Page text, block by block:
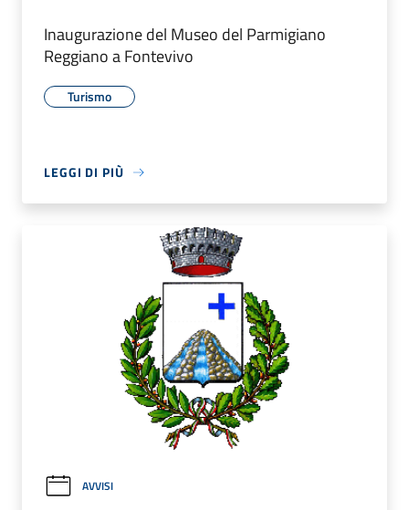
Inaugurazione del Museo del Parmigiano
Reggiano a Fontevivo
Turismo
LEGGI DI PIÙ
AVVISI